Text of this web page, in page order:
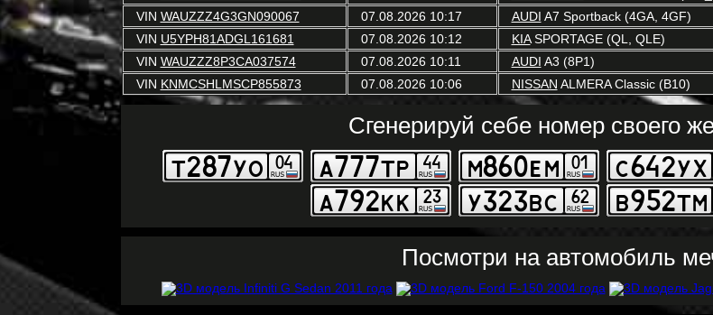
VIN WAUZZZ4G3GN090067 07.08.2026 10:17 AUDI A7 Sportback (4GA, 4GF)
VIN U5YPH81ADGL161681 07.08.2026 10:12 KIASPORTAGE (QL, QLE)
VIN WAUZZZ8P3CA037574 07.08.2026 10:11 AUDI A3 (8P1)
VIN KNMCSHLMSCP855873 07.08.2026 10:06 NISSAN ALMERA Classic (B10)
Сгенерируй себе номер своего
Посмотри на автомобиль